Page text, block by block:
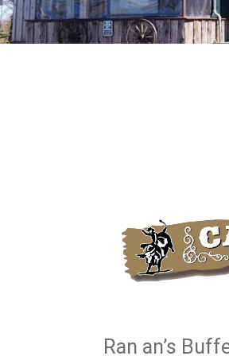
Ran an’s